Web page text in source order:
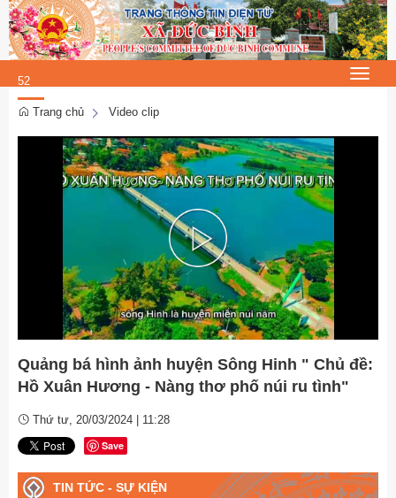
Thứ 5, 6/8/2026
18
:
52
:
54
Toggle
Trang chủ
Video clip
Play
Video
Quảng bá hình ảnh huyện Sông Hinh " Chủ đề:
Hồ Xuân Hương - Nàng thơ phố núi ru tình"
Thứ tư, 20/03/2024 | 11:28
Save
TIN TỨC - SỰ KIỆN